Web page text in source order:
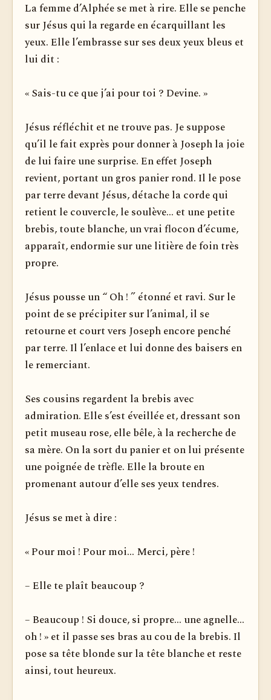
La femme d’Alphée se met à rire. Elle se penche
sur Jésus qui la regarde en écarquillant les
yeux. Elle l’embrasse sur ses deux yeux bleus et
lui dit :
« Sais-tu ce que j’ai pour toi ? Devine. »
Jésus réfléchit et ne trouve pas. Je suppose
qu’il le fait exprès pour donner à Joseph la joie
de lui faire une surprise. En effet Joseph
revient, portant un gros panier rond. Il le pose
par terre devant Jésus, détache la corde qui
retient le couvercle, le soulève... et une petite
brebis, toute blanche, un vrai flocon d’écume,
apparaît, endormie sur une litière de foin très
propre.
Jésus pousse un “ Oh ! ” étonné et ravi. Sur le
point de se précipiter sur l’animal, il se
retourne et court vers Joseph encore penché
par terre. Il l’enlace et lui donne des baisers en
le remerciant.
Ses cousins regardent la brebis avec
admiration. Elle s’est éveillée et, dressant son
petit museau rose, elle bêle, à la recherche de
sa mère. On la sort du panier et on lui présente
une poignée de trèfle. Elle la broute en
promenant autour d’elle ses yeux tendres.
Jésus se met à dire :
« Pour moi ! Pour moi... Merci, père !
– Elle te plaît beaucoup ?
– Beaucoup ! Si douce, si propre... une agnelle...
oh ! » et il passe ses bras au cou de la brebis. Il
pose sa tête blonde sur la tête blanche et reste
ainsi, tout heureux.